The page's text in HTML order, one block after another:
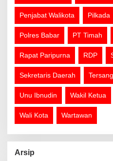
Penjabat Walikota Pilkada
Polres Babar PT Timah
Rapat Paripurna RDP
Sekretaris Daerah
Unu Ibnudin Wakil Ketua
Wali Kota Wartawan
Arsip